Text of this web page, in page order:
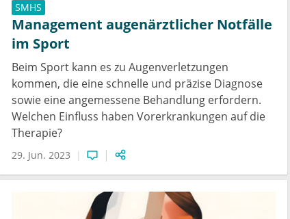
SMHS
Management augenärztlicher Notfälle
im Sport
Beim Sport kann es zu Augenverletzungen
kommen, die eine schnelle und präzise Diagnose
sowie eine angemessene Behandlung erfordern.
Welchen Einfluss haben Vorerkrankungen auf die
Therapie?
29. Jun. 2023